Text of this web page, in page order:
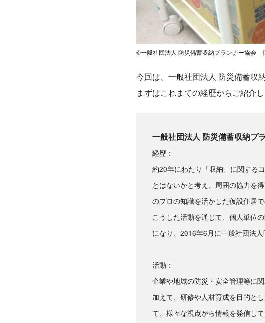
©一般社団法人 防災備蓄収納プランナー協会
今回は、一般社団法人 防災備蓄収
まずはこれまでの経歴からご紹介し
一般社団法人 防災備蓄収納
経歴：
約20年にわたり「収納」に関する
とはないかと考え、周囲の協力を
のプロの知識を活かした仮設住居
こうした活動を通じて、個人単位
になり、2016年6月に一般社団法
活動：
企業や地域の防災・安全管理等に
加えて、研修や人材育成を目的と
て、様々な視点から情報を発信して